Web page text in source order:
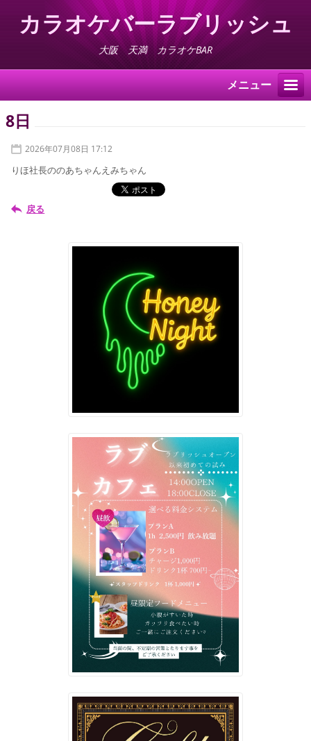
カラオケバーラブリッシュ
大阪 天満 カラオケBAR
メニュー
8日
2026年07月08日 17:12
りほ社長ののあちゃんえみちゃん
戻る